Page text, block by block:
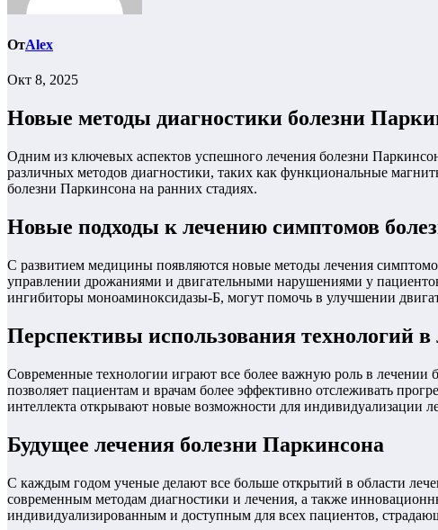
ОтAlex
Окт 8, 2025
Новые методы диагностики болезни
Одним из ключевых аспектов успешного лечения болезни
различных методов диагностики, таких как функциональные
болезни Паркинсона на ранних стадиях.
Новые подходы к лечению симптомов
С развитием медицины появляются новые методы лечения
управлении дрожаниями и двигательными нарушениями у
ингибиторы моноаминоксидазы-Б, могут помочь в улучшении
Перспективы использования технологий
Современные технологии играют все более важную роль в
позволяет пациентам и врачам более эффективно отслеживать
интеллекта открывают новые возможности для индивидуализации
Будущее лечения болезни Паркинсона
С каждым годом ученые делают все больше открытий в области
современным методам диагностики и лечения, а также
индивидуализированным и доступным для всех пациентов,